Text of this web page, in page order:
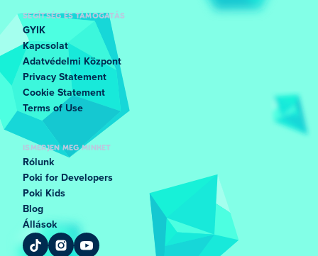
SEGÍTSÉG ÉS TÁMOGATÁS
GYIK
Kapcsolat
Adatvédelmi Központ
Privacy Statement
Cookie Statement
Terms of Use
ISMERJEN MEG MINKET
Rólunk
Poki for Developers
Poki Kids
Blog
Állások